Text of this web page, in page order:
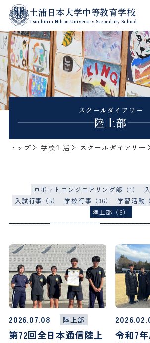
土浦日本大学中等教育学校
Tsuchiura Nihon University Secondary School
校長あいさつ
エンブレム
施設
アクセス
学習指導
ゼミ・課外授業
年間行事
入試方式
受験生向けイベント
よくある質問
過去入試問題
お知らせ
教育実習の申し込み
同窓会
スクールダイアリー
陸上部
トップ 学校生活 スクールダイアリー
ロボットエンジニアリング部（1）
入試行事（5）
学校行事（36） 学習活動（
陸上部（6）
2026.07.08 陸上部
第72回全日本通信陸上
令和7